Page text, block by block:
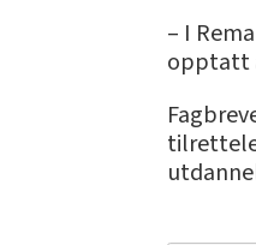
– I
opptatt